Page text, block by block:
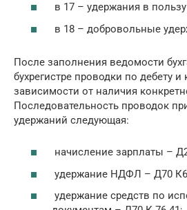
в 17 – удержания в пользу
в 18 – добровольные
После заполнения ведомости
бухрегистре проводки по дебету и
зависимости от наличия
Последовательность проводок
удержаний следующая:
начисление зарплаты –
удержание НДФЛ – Д70
удержание средств по